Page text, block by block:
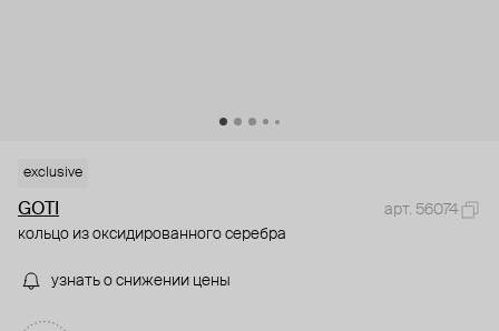
exclusive
GOTI
арт. 56074
кольцо из оксидированного серебра
узнать о снижении цены